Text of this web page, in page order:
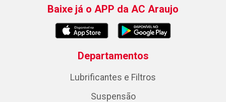
Baixe já o APP da AC Araujo
Departamentos
Lubrificantes e Filtros
Suspensão